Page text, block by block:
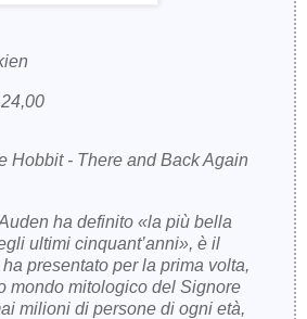
Hobbit - There and Back Again
ha definito «la più bella
ultimi cinquant’anni», è il
presentato per la prima volta,
mondo mitologico del Signore
milioni di persone di ogni età,